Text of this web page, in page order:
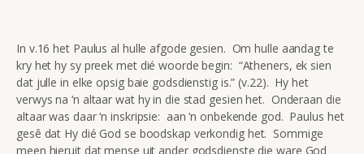
In v.16 het Paulus al hulle afgode gesien. Om hulle aandag te
kry het hy sy preek met dié woorde begin: “Atheners, ek sien
dat julle in elke opsig baie godsdienstig is.” (v.22). Hy het
verwys na ‘n altaar wat hy in die stad gesien het. Onderaan die
altaar was daar ‘n inskripsie: aan ‘n onbekende god. Paulus het
gesê dat Hy dié God se boodskap verkondig het. Sommige
meen hieruit dat mense uit ander godsdienste die ware God